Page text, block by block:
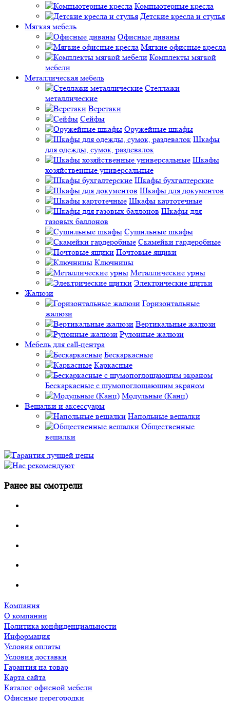
Компьютерные кресла
Детские кресла и стулья
Мягкая мебель
Офисные диваны
Мягкие офисные кресла
Комплекты мягкой
мебели
Металлическая мебель
Стеллажи
металлические
Верстаки
Сейфы
Оружейные шкафы
Шкафы
для одежды, сумок, раздевалок
Шкафы
хозяйственные универсальные
Шкафы бухгалтерские
Шкафы для документов
Шкафы картотечные
Шкафы для
газовых баллонов
Сушильные шкафы
Скамейки гардеробные
Почтовые ящики
Ключницы
Металлические урны
Электрические щитки
Жалюзи
Горизонтальные
жалюзи
Вертикальные жалюзи
Рулонные жалюзи
Мебель для call-центра
Бескаркасные
Каркасные
Бескаркасные с шумопоглощающим экраном
Модульные (Канц)
Вешалки и аксессуары
Напольные вешалки
Общественные
вешалки
Ранее вы смотрели
Компания
О компании
Политика конфиденциальности
Информация
Условия оплаты
Условия доставки
Гарантия на товар
Карта сайта
Каталог офисной мебели
Офисные перегородки